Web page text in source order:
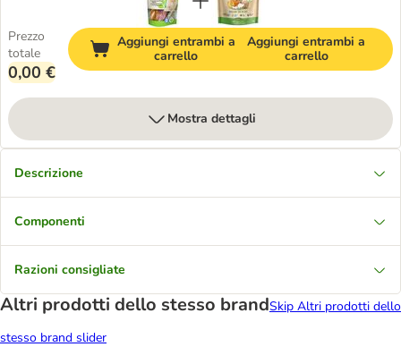
Prezzo
totale
0,00 €
Aggiungi entrambi a
carrello
Aggiungi entrambi a
carrello
Mostra dettagli
Descrizione
Componenti
Razioni consigliate
Altri prodotti dello stesso brandSkip Altri prodotti dello
stesso brand slider